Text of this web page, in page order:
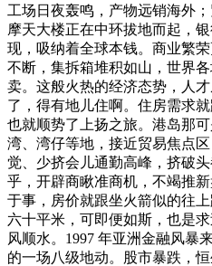
工场日夜轰鸣，产物远销海外
摩天大楼正在中环拔地而起，
现，吸纳着全球本钱。商业繁
不断，集拆箱堆积如山，世界
卖。这般火热的经济态势，人
了，得有地儿住啊。住房需求
也就顺势了上扬之旅。港岛那
湾、湾仔等地，接近贸易焦点
觉、少挤会儿通勤高峰，挤破
乎，开辟商瞅准商机，不竭推
于事，房价就跟坐火箭似的往
六十平米，可即便如斯，也是
风顺水。1997 年亚洲金融风暴
的一场八级地动。股市暴跌，